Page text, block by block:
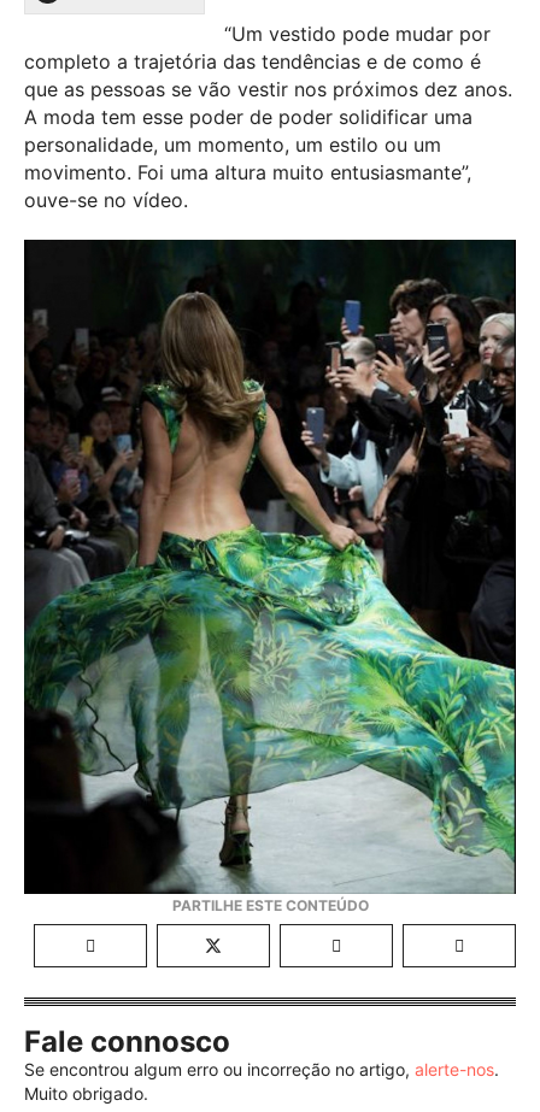
“Um vestido pode mudar por
completo a trajetória das tendências e de como é
que as pessoas se vão vestir nos próximos dez anos.
A moda tem esse poder de poder solidificar uma
personalidade, um momento, um estilo ou um
movimento. Foi uma altura muito entusiasmante”,
ouve-se no vídeo.
Fale connosco
Se encontrou algum erro ou incorreção no artigo, alerte-nos.
Muito obrigado.